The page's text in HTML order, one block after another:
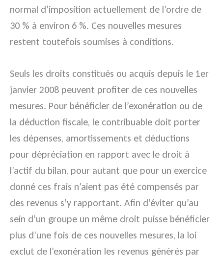
normal d’imposition actuellement de l’ordre de
30 % à environ 6 %. Ces nouvelles mesures
restent toutefois soumises à conditions.
Seuls les droits constitués ou acquis depuis le 1er
janvier 2008 peuvent profiter de ces nouvelles
mesures. Pour bénéficier de l’exonération ou de
la déduction fiscale, le contribuable doit porter
les dépenses, amortissements et déductions
pour dépréciation en rapport avec le droit à
l’actif du bilan, pour autant que pour un exercice
donné ces frais n’aient pas été compensés par
des revenus s’y rapportant. Afin d’éviter qu’au
sein d’un groupe un même droit puisse bénéficier
plus d’une fois de ces nouvelles mesures, la loi
exclut de l’exonération les revenus générés par